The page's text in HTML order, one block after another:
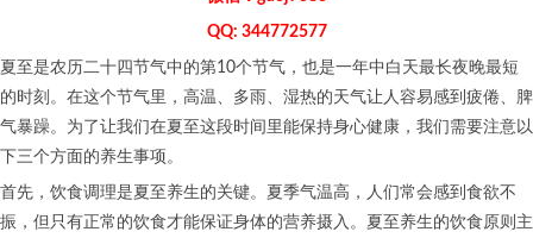
QQ: 344772577
夏至是农历二十四节气中的第10个节气，也是一年中白天最长夜晚最短
的时刻。在这个节气里，高温、多雨、湿热的天气让人容易感到疲倦、脾
气暴躁。为了让我们在夏至这段时间里能保持身心健康，我们需要注意以
下三个方面的养生事项。
首先，饮食调理是夏至养生的关键。夏季气温高，人们常会感到食欲不
振，但只有正常的饮食才能保证身体的营养摄入。夏至养生的饮食原则主